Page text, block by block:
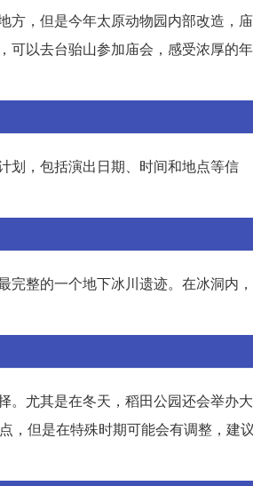
方，但是今年太原动物园内部改造，庙
可以去台骀山参加庙会，感受浓厚的年
划，包括演出日期、时间和地点等信
整的一个地下冰川遗迹。在冰洞内，
。尤其是在冬天，稻田公园还会举办大
，但是在特殊时期可能会有调整，建议